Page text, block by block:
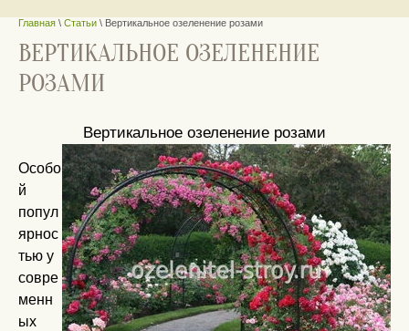
Главная \ Статьи \ Вертикальное озеленение розами
ВЕРТИКАЛЬНОЕ ОЗЕЛЕНЕНИЕ
РОЗАМИ
Вертикальное озеленение розами
Особо
й
попул
ярнос
тью у
совре
менн
ых